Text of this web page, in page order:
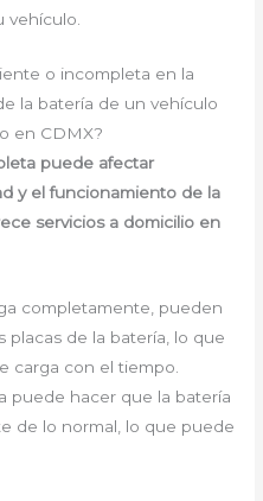
o incompleta en la
la batería de un vehículo
en CDMX?
puede afectar
y el funcionamiento de la
servicios a domicilio en
completamente, pueden
placas de la batería, lo que
carga con el tiempo.
puede hacer que la batería
de lo normal, lo que puede